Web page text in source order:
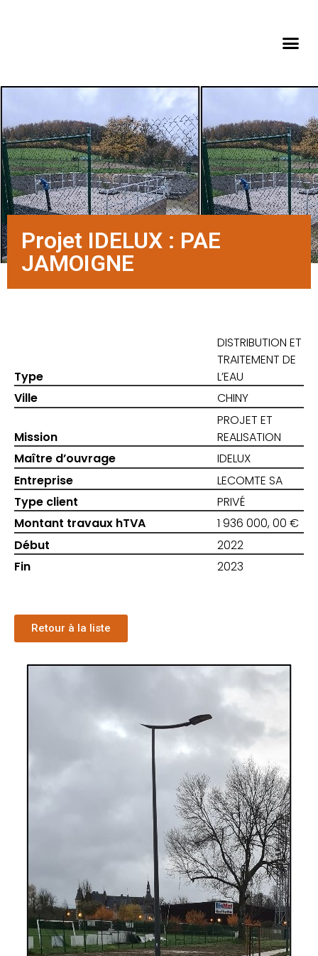
Projet IDELUX : PAE
JAMOIGNE
Type
DISTRIBUTION ET
TRAITEMENT DE
L’EAU
Ville
CHINY
Mission
PROJET ET
REALISATION
Maître d’ouvrage
IDELUX
Entreprise
LECOMTE SA
Type client
PRIVÉ
Montant travaux hTVA
1 936 000, 00 €
Début
2022
Fin
2023
Retour à la liste